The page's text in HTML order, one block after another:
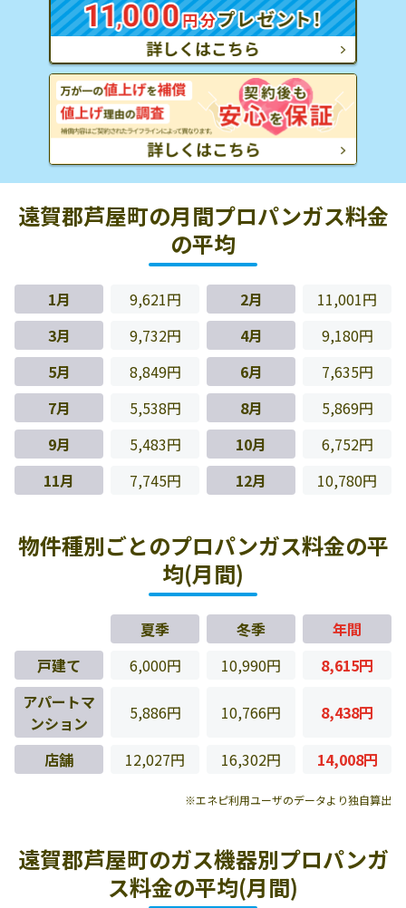
遠賀郡芦屋町の月間プロパンガス料金
の平均
1月 9,621円 2月
11,001円
3月
9,732円 4月
9,180円
5月
8,849円 6月
7,635円
7月
5,538円 8月
5,869円
9月
5,483円 10月
6,752円
11月
7,745円 12月 10,780円
物件種別ごとのプロパンガス料金の平
均(月間)
夏季 冬季
年間
戸建て
6,000円 10,990円
8,615円
アパートマ
ンション
5,886円 10,766円 8,438円
店舗 12,027円 16,302円 14,008円
※エネピ利用ユーザのデータより独自算出
遠賀郡芦屋町のガス機器別プロパンガ
ス料金の平均(月間)